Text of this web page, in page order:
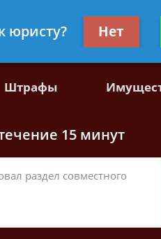
праву
Штрафы
15 минут
юристу? Нет